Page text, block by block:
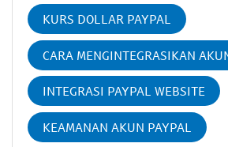
KURS DOLLAR PAYPAL
CARA MENGINTEGRASIKAN
INTEGRASI PAYPAL WEBSITE
KEAMANAN AKUN PAYPAL